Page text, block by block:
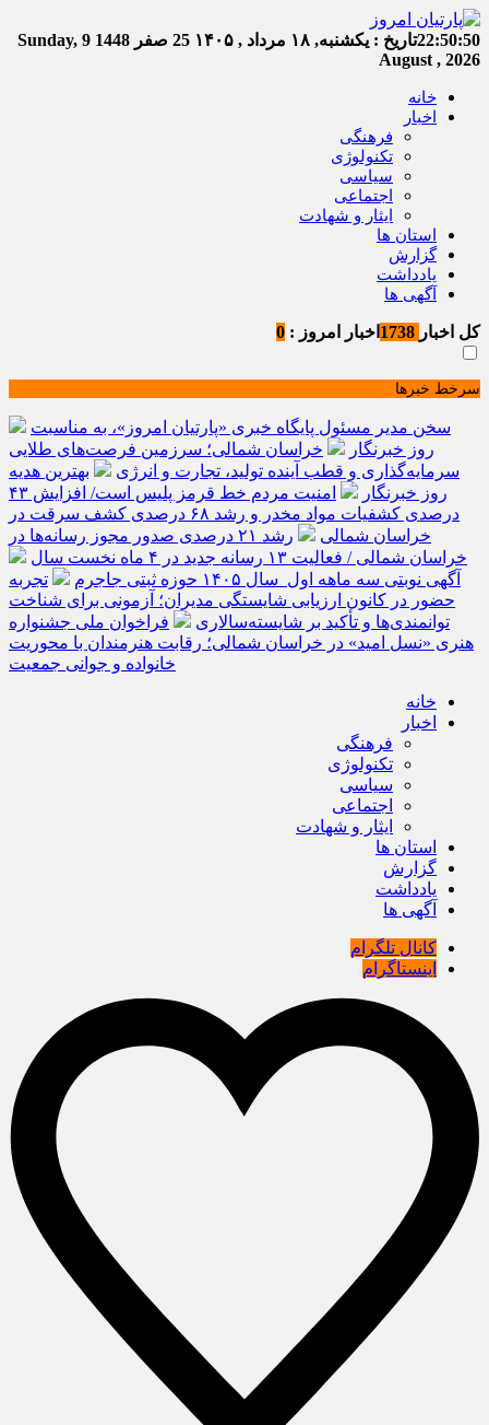
22:50:51تاریخ : یکشنبه, ۱۸ مرداد , ۱۴۰۵ 25 صفر 1448
Sunday, 9
August , 2026
خانه
اخبار
فرهنگی
تکنولوژی
سیاسی
اجتماعی
ایثار و شهادت
استان ها
گزارش
یادداشت
آگهی ها
کل اخبار اخبار امروز : 0
سرخط خبرها
سخن مدیر مسئول پایگاه خبری «پارتیان امروز»، به مناسبت
روز خبرنگار
خراسان شمالی؛ سرزمین فرصت‌های طلایی
سرمایه‌گذاری و قطب آینده تولید، تجارت و انرژی
بهترین هدیه
روز خبرنگار
امنیت مردم خط قرمز پلیس است/ افزایش ۴۳
درصدی کشفیات مواد مخدر و رشد ۶۸ درصدی کشف سرقت در
خراسان شمالی
رشد ۲۱ درصدی صدور مجوز رسانه‌ها در
خراسان شمالی / فعالیت ۱۳ رسانه جدید در ۴ ماه نخست سال
آگهی نوبتی سه ماهه اول سال ۱۴۰۵ حوزه ثبتی جاجرم
تجربه
حضور در کانون ارزیابی شایستگی مدیران؛ آزمونی برای شناخت
توانمندی‌ها و تأکید بر شایسته‌سالاری
فراخوان ملی جشنواره
هنری «نسل امید» در خراسان شمالی؛ رقابت هنرمندان با محوریت
خانواده و جوانی جمعیت
خانه
اخبار
فرهنگی
تکنولوژی
سیاسی
اجتماعی
ایثار و شهادت
استان ها
گزارش
یادداشت
آگهی ها
کانال تلگرام
اینستاگرام